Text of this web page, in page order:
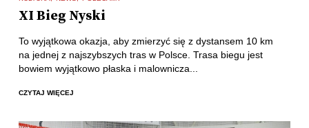
XI Bieg Nyski
To wyjątkowa okazja, aby zmierzyć się z dystansem 10 km
na jednej z najszybszych tras w Polsce. Trasa biegu jest
bowiem wyjątkowo płaska i malownicza...
CZYTAJ WIĘCEJ